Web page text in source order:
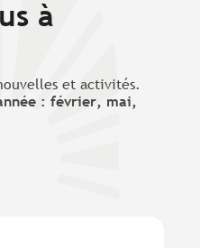
à
et activités.
: février, mai,